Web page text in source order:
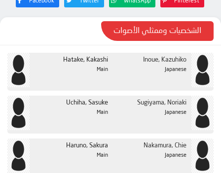
الحلقة 24
الحلقة 26
الحلقة 27
الحلقة 28
الحلقة 29
الحلقة 31
الحلقة 32
الشخصيات وممثلي الأصوات
Hatake, Kakashi
Main
Inoue, Kazuhiko
Japanese
Uchiha, Sasuke
Main
Sugiyama, Noriaki
Japanese
Haruno, Sakura
Main
Nakamura, Chie
Japanese